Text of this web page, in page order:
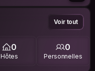
Voir tout
0
Hôtes
0
Personnelles